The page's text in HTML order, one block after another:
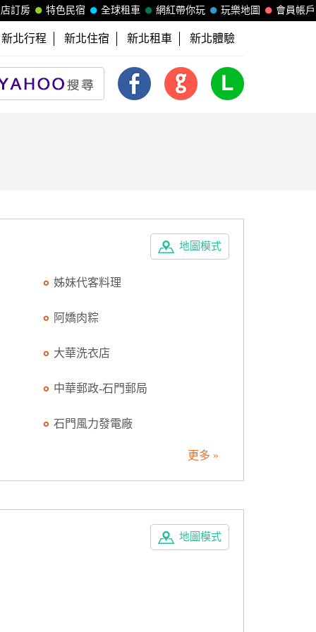
會員帳戶
玩樂地圖
網紅帶你玩
全球租車
特色民宿
訂房
新北行程 新北住宿 新北租車 新北體驗
地圖模式
姊妹代客料理
阿嬌肉粽
大華洗衣店
中華郵政-石門郵局
石門風力發電廠
更多 »
地圖模式